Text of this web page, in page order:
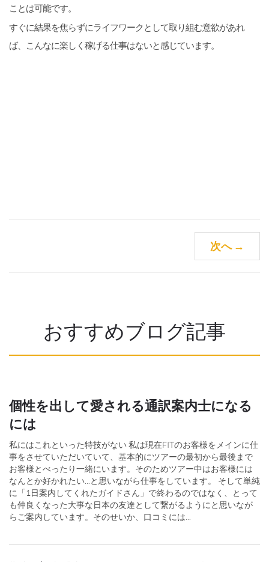
ことは可能です。
すぐに結果を焦らずにライフワークとして取り組む意欲があれ
ば、こんなに楽しく稼げる仕事はないと感じています。
次へ →
おすすめブログ記事
個性を出して愛される通訳案内士になる
には
私にはこれといった特技がない 私は現在FITのお客様をメインに仕
事をさせていただいていて、基本的にツアーの最初から最後まで
お客様とべったり一緒にいます。そのためツアー中はお客様には
なんとか好かれたい...と思いながら仕事をしています。 そして単純
に「1日案内してくれたガイドさん」で終わるのではなく、とって
も仲良くなった大事な日本の友達として繋がるようにと思いなが
らご案内しています。そのせいか、口コミには...